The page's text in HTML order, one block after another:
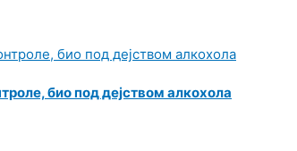
био под дејством алкохола